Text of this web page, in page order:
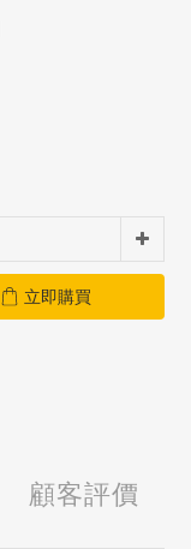
立即購買
顧客評價